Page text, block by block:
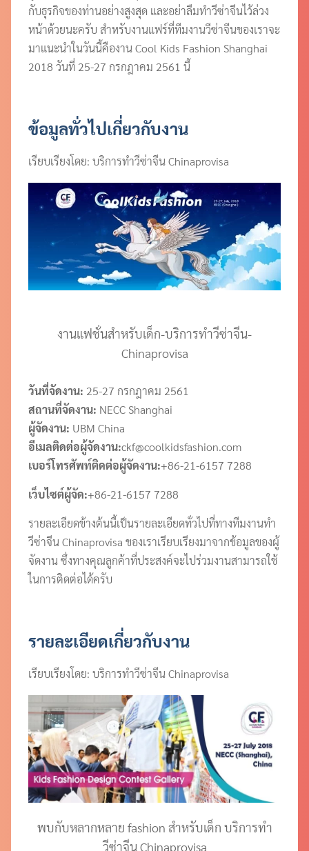
กับธุรกิจของท่านอย่างสูงสุด และอย่าลืมทำวีซ่าจีนไว้ล่วง
หน้าด้วยนะครับ สำหรับงานแฟร์ที่ทีมงานวีซ่าจีนของเราจะ
มาแนะนำในวันนี้คืองาน Cool Kids Fashion Shanghai
2018 วันที่ 25-27 กรกฎาคม 2561 นี้
ข้อมูลทั่วไปเกี่ยวกับงาน
เรียบเรียงโดย: บริการทำวีซ่าจีน Chinaprovisa
งานแฟชั่นสำหรับเด็ก-บริการทำวีซ่าจีน-
Chinaprovisa
วันที่จัดงาน: 25-27 กรกฎาคม 2561
สถานที่จัดงาน: NECC Shanghai
ผู้จัดงาน: UBM China
อีเมลติดต่อผู้จัดงาน:ckf@coolkidsfashion.com
เบอร์โทรศัพท์ติดต่อผู้จัดงาน:+86-21-6157 7288
เว็บไซต์ผู้จัด:+86-21-6157 7288
รายละเอียดข้างต้นนี้เป็นรายละเอียดทั่วไปที่ทางทีมงานทำ
วีซ่าจีน Chinaprovisa ของเราเรียบเรียงมาจากข้อมูลของผู้
จัดงาน ซึ่งทางคุณลูกค้าที่ประสงค์จะไปร่วมงานสามารถใช้
ในการติดต่อได้ครับ
รายละเอียดเกี่ยวกับงาน
เรียบเรียงโดย: บริการทำวีซ่าจีน Chinaprovisa
พบกับหลากหลาย fashion สำหรับเด็ก บริการทำ
วีซ่าจีน Chinaprovisa